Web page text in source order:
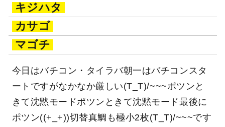
キジハタ
カサゴ
マゴチ
今日はバチコン・タイラバ朝一はバチコンスタ
ートですがなかなか厳しい(T_T)/~~~ポツンと
きて沈黙モードポツンときて沈黙モード最後に
ポツン((+_+))切替真鯛も極小2枚(T_T)/~~~です